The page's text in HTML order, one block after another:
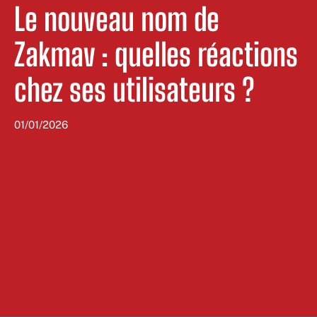
Le nouveau nom de
Zakmav : quelles réactions
chez ses utilisateurs ?
01/01/2026